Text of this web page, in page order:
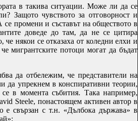
в такива ситуации. Може ли да се
Защото чувството за отговорност и
промени и съставът на обществото в
доведе до там, да не се цитира
някои се отказаха от коледни елхи и
мигрантските потоци могат да бъдат
да отбележим, че представители на
да упрекнем в конспиративни теории,
се в момента събития. Така например,
Steele, понастоящем активен автор в
е свързан с т.н. «Дълбока държава» в